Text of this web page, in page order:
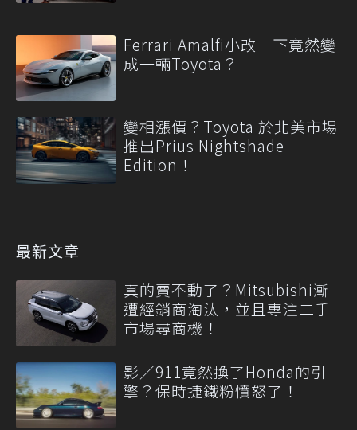
Ferrari Amalfi小改一下竟然變
成一輛Toyota？
變相漲價？Toyota 於北美市場
推出Prius Nightshade
Edition！
最新文章
真的賣不動了？Mitsubishi漸
遭經銷商淘汰，並且專注二手
市場尋商機！
影／911竟然換了Honda的引
擎？保時捷鐵粉憤怒了！